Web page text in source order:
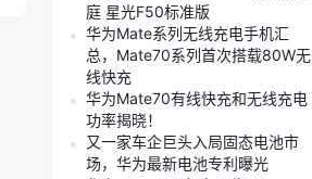
庭 星光F50标准版
华为Mate系列无线充电手机汇
总，Mate70系列首次搭载80W无
线快充
华为Mate70有线快充和无线充电
功率揭晓！
又一家车企巨头入局固态电池市
场，华为最新电池专利曝光